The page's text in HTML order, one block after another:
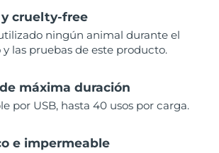
cruelty-free
ningún animal durante el
y las pruebas de este producto.
máxima duración
por USB, hasta 40 usos por carga.
e impermeable